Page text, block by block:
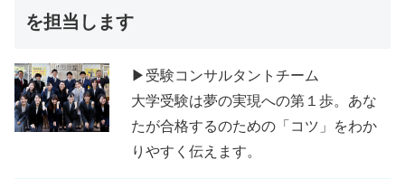
を担当します
▶受験コンサルタントチーム
大学受験は夢の実現への第１歩。あな
たが合格するのための「コツ」をわか
りやすく伝えます。